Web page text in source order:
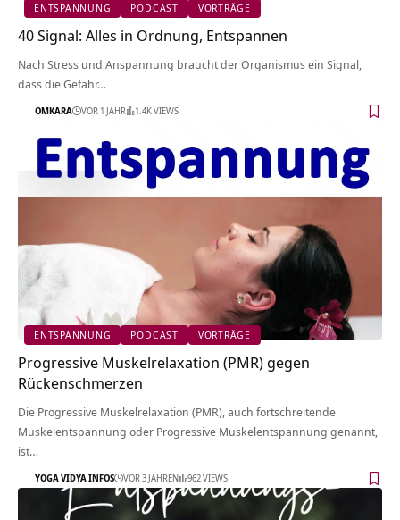
ENTSPANNUNG PODCAST VORTRÄGE
40 Signal: Alles in Ordnung, Entspannen
Nach Stress und Anspannung braucht der Organismus ein Signal,
dass die Gefahr…
OMKARA VOR 1 JAHR 1.4K VIEWS
ENTSPANNUNG PODCAST VORTRÄGE
Progressive Muskelrelaxation (PMR) gegen
Rückenschmerzen
Die Progressive Muskelrelaxation (PMR), auch fortschreitende
Muskelentspannung oder Progressive Muskelentspannung genannt,
ist…
YOGA VIDYA INFOS VOR 3 JAHREN 962 VIEWS